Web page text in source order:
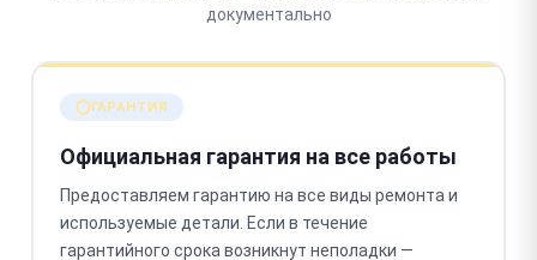
документально
ГАРАНТИЯ
Официальная гарантия на все работы
Предоставляем гарантию на все виды ремонта и
используемые детали. Если в течение
гарантийного срока возникнут неполадки —